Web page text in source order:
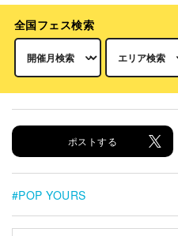
全国フェス検索
ポストする
POP YOURS